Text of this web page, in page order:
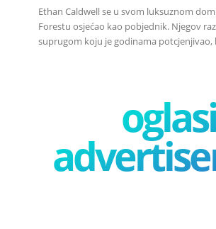
Ethan Caldwell se u svom luksuznom
Forestu osjećao kao pobjednik. Njegov
suprugom koju je godinama potcjenjivao,